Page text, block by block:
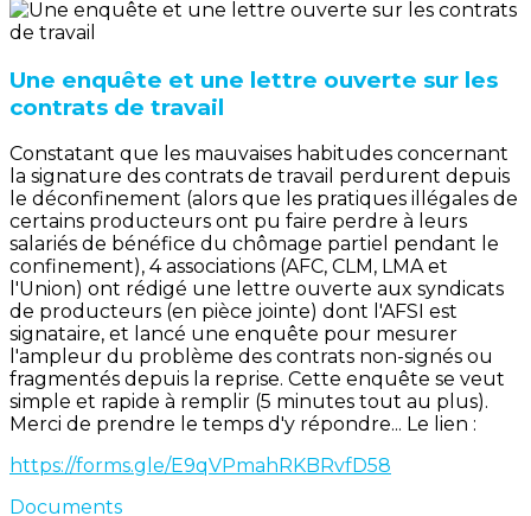
Une enquête et une lettre ouverte sur les
contrats de travail
Constatant que les mauvaises habitudes concernant
la signature des contrats de travail perdurent depuis
le déconfinement (alors que les pratiques illégales de
certains producteurs ont pu faire perdre à leurs
salariés de bénéfice du chômage partiel pendant le
confinement), 4 associations (AFC, CLM, LMA et
l'Union) ont rédigé une lettre ouverte aux syndicats
de producteurs (en pièce jointe) dont l'AFSI est
signataire, et lancé une enquête pour mesurer
l'ampleur du problème des contrats non-signés ou
fragmentés depuis la reprise. Cette enquête se veut
simple et rapide à remplir (5 minutes tout au plus).
Merci de prendre le temps d'y répondre... Le lien :
https://forms.gle/E9qVPmahRKBRvfD58
Documents